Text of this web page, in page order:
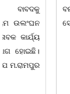
ବନ କର୍ମଚାରୀ
ସେକ୍ସନ ଅଧୀନ